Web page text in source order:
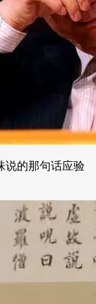
说的那句话应验